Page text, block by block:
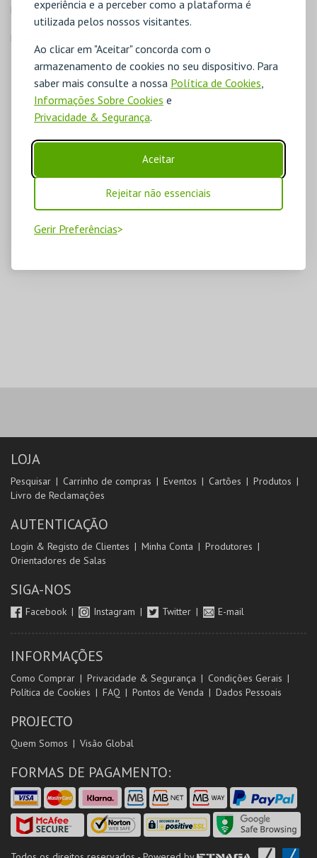
experiência e a perceber como a plataforma é
utilizada pelos nossos visitantes.
Ao clicar em "Aceitar" concorda com o
armazenamento de cookies no seu dispositivo. Para
saber mais consulte a nossa Política de Cookies,
Informações Sobre Cookies e
Privacidade & Segurança.
Aceitar
Rejeitar não essenciais
Gerir Preferências
Rua Luis de Camões S/N
7800-508 Beja
Direcções para Biblioteca Municipal Beja
LOJA
Pesquisar Carrinho de compras Eventos Cartões
Produtos
Livro de Reclamações
AUTENTICAÇÃO
Login & Registo de Clientes Minha Conta
Produtores
Orientadores de Salas
SIGA-NOS
Facebook Instagram Twitter E-mail
INFORMAÇÕES
Como Comprar Privacidade & Segurança
Condições Gerais
Política de Cookies
FAQ Pontos de Venda Dados Pessoais
PROJECTO
Quem Somos Visão Global
FORMAS DE PAGAMENTO: